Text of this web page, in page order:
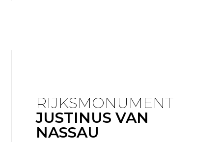
RIJKSMONUMENT
JUSTINUS VAN
NASSAU